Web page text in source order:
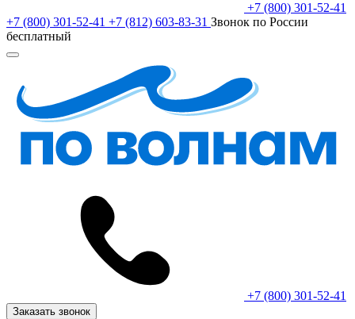
+7 (800) 301-52-41
+7 (800) 301-52-41 +7 (812) 603-83-31 Звонок по России
бесплатный
+7 (800) 301-52-41
Заказать звонок